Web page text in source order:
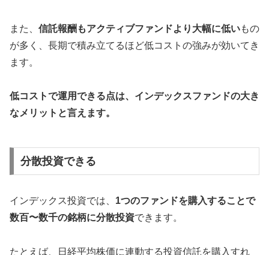
また、 信託報酬もアクティブファンドより大幅に低いもの
が多く、長期で積み立てるほど低コストの強みが効いてき
ます。
低コストで運用できる点は、インデックスファンドの大き
なメリットと言えます。
分散投資できる
インデックス投資では、 1つのファンドを購入することで
数百〜数千の銘柄に分散投資できます。
たとえば、日経平均株価に連動する投資信託を購入すれ